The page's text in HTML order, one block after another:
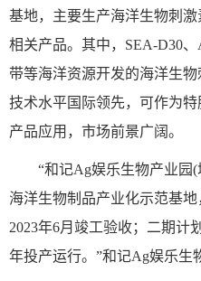
基地，主要生产海洋生物刺
相关产品。其中，SEA-D30
带等海洋资源开发的海洋生物
技术水平国际领先，可作为
产品应用，市场前景广阔。
“和记Ag娱乐生物产业园
海洋生物制品产业化示范基
2023年6月竣工验收；二期计
年投产运行。”和记Ag娱乐生